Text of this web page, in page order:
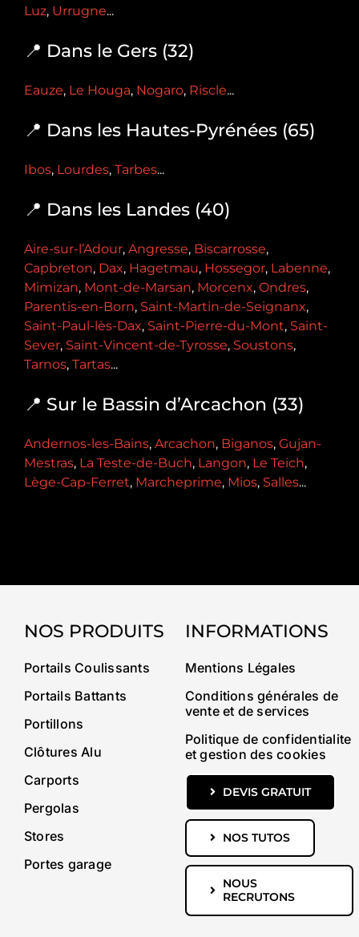
Luz, Urrugne...
📍 Dans le Gers (32)
Eauze, Le Houga, Nogaro, Riscle...
📍 Dans les Hautes-Pyrénées (65)
Ibos, Lourdes, Tarbes...
📍 Dans les Landes (40)
Aire-sur-l’Adour, Angresse, Biscarrosse,
Capbreton, Dax, Hagetmau, Hossegor, Labenne,
Mimizan, Mont-de-Marsan, Morcenx, Ondres,
Parentis-en-Born, Saint-Martin-de-Seignanx,
Saint-Paul-lès-Dax, Saint-Pierre-du-Mont, Saint-
Sever, Saint-Vincent-de-Tyrosse, Soustons,
Tarnos, Tartas...
📍 Sur le Bassin d’Arcachon (33)
Andernos-les-Bains, Arcachon, Biganos, Gujan-
Mestras, La Teste-de-Buch, Langon, Le Teich,
Lège-Cap-Ferret, Marcheprime, Mios, Salles...
NOS PRODUITS
Portails Coulissants
Portails Battants
Portillons
Clôtures Alu
Carports
Pergolas
Stores
Portes garage
INFORMATIONS
Mentions Légales
Conditions générales de
vente et de services
Politique de confidentialite
et gestion des cookies
DEVIS GRATUIT
NOS TUTOS
NOUS
RECRUTONS